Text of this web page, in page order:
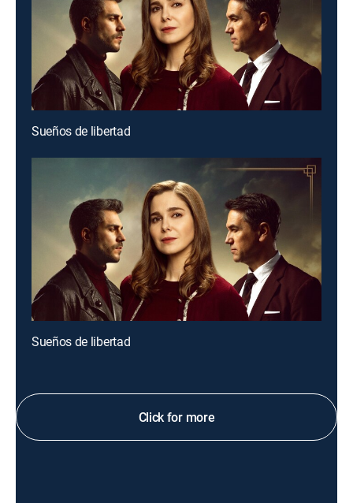
Sueños de libertad
Sueños de libertad
Click for more